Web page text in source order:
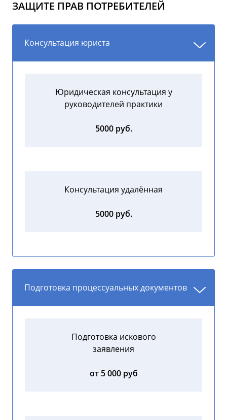
ЗАЩИТЕ ПРАВ ПОТРЕБИТЕЛЕЙ
Консультация юриста
Юридическая консультация у
руководителей практики
5000 руб.
Консультация удалённая
5000 руб.
Подготовка процессуальных документов
Подготовка искового
заявления
от 5 000 руб